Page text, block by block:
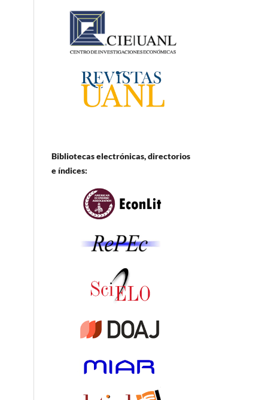
Bibliotecas electrónicas, directorios
e índices: